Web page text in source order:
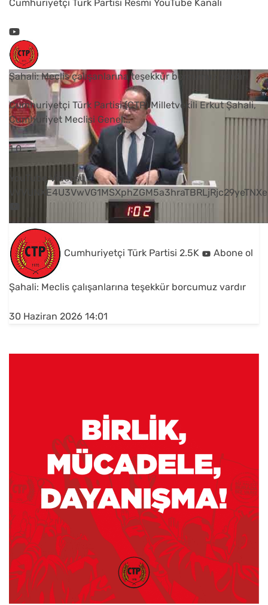
Cumhuriyetçi Türk Partisi Resmi YouTube Kanalı
Şahali: Meclis çalışanlarına teşekkür borcumuz vardır
Cumhuriyetçi Türk Partisi (CTP) Milletvekili Erkut Şahali,
Cumhuriyet Meclisi Genel...
1 0
YouTube Videosu
Cumhuriyetçi Türk Partisi 2.5K Abone ol
Şahali: Meclis çalışanlarına teşekkür borcumuz vardır
30 Haziran 2026 14:01